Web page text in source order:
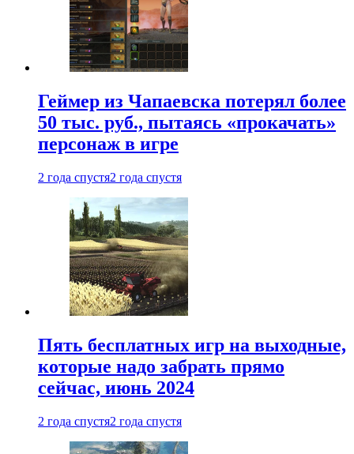
Геймер из Чапаевска потерял более
50 тыс. руб., пытаясь «прокачать»
персонаж в игре
2 года спустя2 года спустя
Пять бесплатных игр на выходные,
которые надо забрать прямо
сейчас, июнь 2024
2 года спустя2 года спустя